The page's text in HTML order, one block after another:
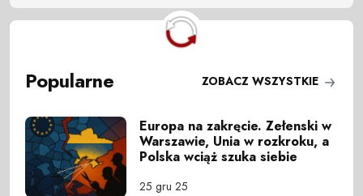
Popularne ZOBACZ WSZYSTKIE
Europa na zakręcie. Zełenski w
Warszawie, Unia w rozkroku, a
Polska wciąż szuka siebie
25 gru 25